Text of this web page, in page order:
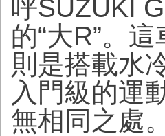
呼SUZUKI
的“大R”。
則是搭載水
入門級的運
無相同之處。